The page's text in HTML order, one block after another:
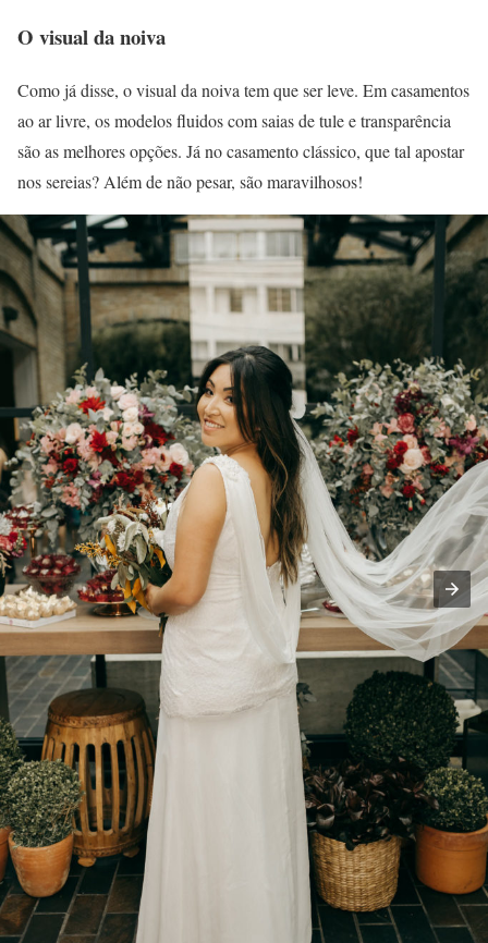
O visual da noiva
Como já disse, o visual da noiva tem que ser leve. Em casamentos
ao ar livre, os modelos fluidos com saias de tule e transparência
são as melhores opções. Já no casamento clássico, que tal apostar
nos sereias? Além de não pesar, são maravilhosos!